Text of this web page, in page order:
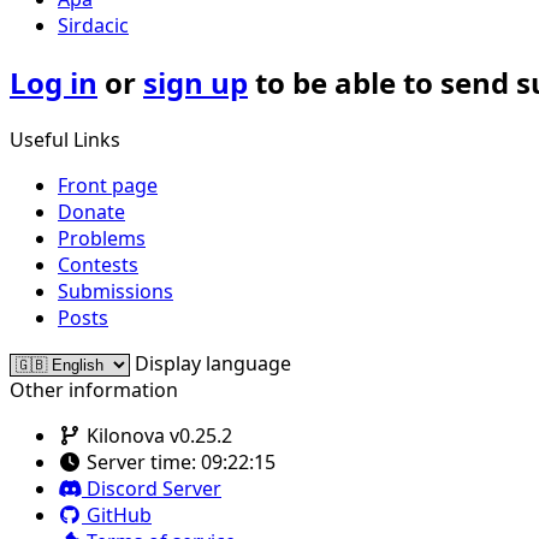
Sirdacic
Log in or sign upto be able to send
Useful Links
Front page
Donate
Problems
Contests
Submissions
Posts
Display language
Other information
Kilonova v0.25.2
Server time: 09:22:15
Discord Server
GitHub